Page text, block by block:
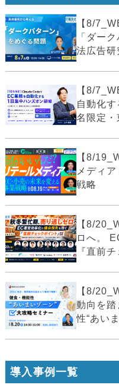
【8/
「ダー
法広告研
【8/
自動化
名限定・
【8/
メディ
戦略
【8/
ロへ。
『直前
【8/
動向を
性“あい
導入事例一覧